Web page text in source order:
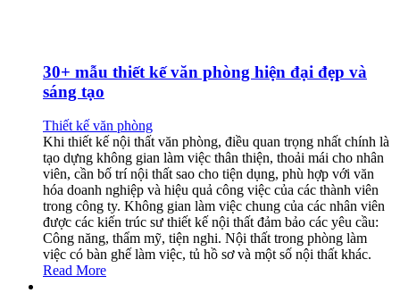
30+ mẫu thiết kế văn phòng hiện đại đẹp và
sáng tạo
Thiết kế văn phòng
Khi thiết kế nội thất văn phòng, điều quan trọng nhất chính là
tạo dựng không gian làm việc thân thiện, thoải mái cho nhân
viên, cần bố trí nội thất sao cho tiện dụng, phù hợp với văn
hóa doanh nghiệp và hiệu quả công việc của các thành viên
trong công ty. Không gian làm việc chung của các nhân viên
được các kiến trúc sư thiết kế nội thất đảm bảo các yêu cầu:
Công năng, thẩm mỹ, tiện nghi. Nội thất trong phòng làm
việc có bàn ghế làm việc, tủ hồ sơ và một số nội thất khác.
Read More